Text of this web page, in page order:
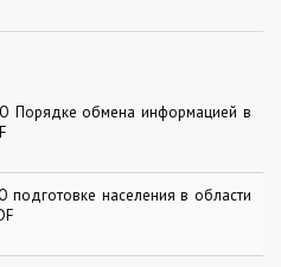
Порядке обмена информацией в
населения в области